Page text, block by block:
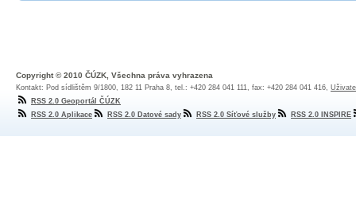
Copyright © 2010 ČÚZK, Všechna práva vyhrazena
Kontakt: Pod sídlištěm 9/1800, 182 11 Praha 8, tel.: +420 284 041 111, fax: +420 284 041 416,
RSS 2.0 Geoportál ČÚZK
RSS 2.0 Aplikace
RSS 2.0 Datové sady RSS 2.0 Síťové služby RSS 2.0 INSPIRE